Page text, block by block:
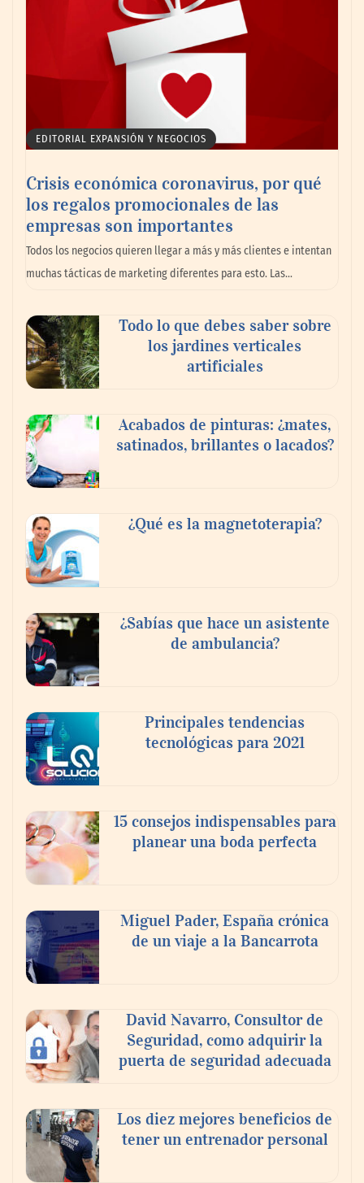
La omnicanalidad redefine la forma de
planear viajes en México
buscan proyectar talento mexicano y
fortalecer el turismo médico
En el Día de la Cerveza, Grupo Modelo
mundo elige para reunirse: 7 de cada 10 la
escogen
compromiso para el eclipse solar del 12 de
agosto
‘El ransomware se puede vencer. No
EDITORIAL EXPANSIÓN Y NEGOCIOS
Crisis económica coronavirus, por qué
los regalos promocionales de las
empresas son importantes
Todos los negocios quieren llegar a más y más clientes e intentan
muchas tácticas de marketing diferentes para esto. Las…
Todo lo que debes saber sobre
los jardines verticales
artificiales
Acabados de pinturas: ¿mates,
satinados, brillantes o lacados?
¿Qué es la magnetoterapia?
¿Sabías que hace un asistente
de ambulancia?
Principales tendencias
tecnológicas para 2021
15 consejos indispensables para
planear una boda perfecta
Miguel Pader, España crónica
de un viaje a la Bancarrota
David Navarro, Consultor de
Seguridad, como adquirir la
puerta de seguridad adecuada
Los diez mejores beneficios de
tener un entrenador personal